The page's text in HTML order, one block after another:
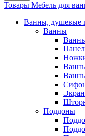
Товары Мебель для
Ванны, душевые
Ванны
Поддоны